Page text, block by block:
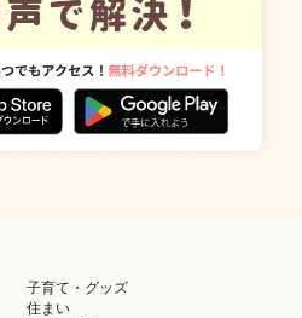
子育て・グッズ
住まい